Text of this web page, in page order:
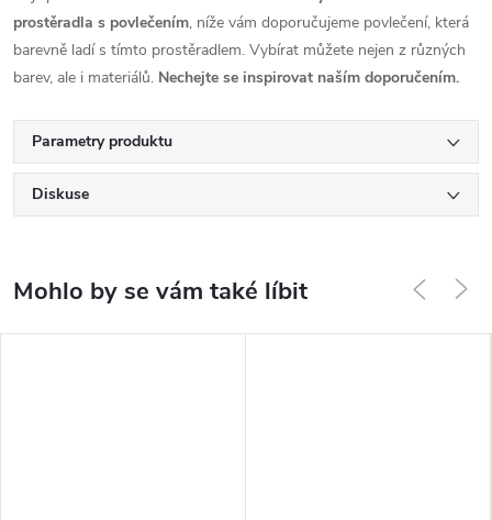
prostěradla s povlečením, níže vám doporučujeme povlečení, která
barevně ladí s tímto prostěradlem. Vybírat můžete nejen z různých
barev, ale i materiálů. Nechejte se inspirovat naším doporučením.
Parametry produktu
Diskuse